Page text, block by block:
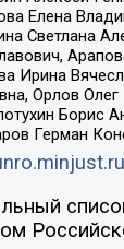
Елена
Светлана
Ирина
Орлов
Борис
Герман